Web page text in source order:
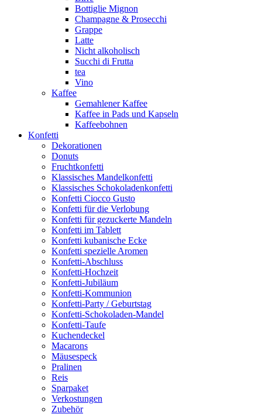
Bottiglie Mignon
Champagne & Prosecchi
Grappe
Latte
Nicht alkoholisch
Succhi di Frutta
tea
Vino
Kaffee
Gemahlener Kaffee
Kaffee in Pads und Kapseln
Kaffeebohnen
Konfetti
Dekorationen
Donuts
Fruchtkonfetti
Klassisches Mandelkonfetti
Klassisches Schokoladenkonfetti
Konfetti Ciocco Gusto
Konfetti für die Verlobung
Konfetti für gezuckerte Mandeln
Konfetti im Tablett
Konfetti kubanische Ecke
Konfetti spezielle Aromen
Konfetti-Abschluss
Konfetti-Hochzeit
Konfetti-Jubiläum
Konfetti-Kommunion
Konfetti-Party / Geburtstag
Konfetti-Schokoladen-Mandel
Konfetti-Taufe
Kuchendeckel
Macarons
Mäusespeck
Pralinen
Reis
Sparpaket
Verkostungen
Zubehör